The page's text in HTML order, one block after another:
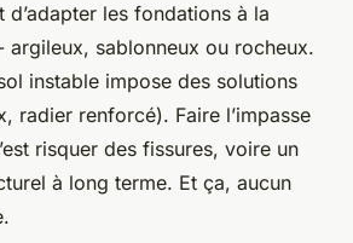
les fondations à la
argileux, sablonneux ou rocheux.
instable impose des solutions
radier renforcé). Faire l’impasse
risquer des fissures, voire un
à long terme. Et ça, aucun